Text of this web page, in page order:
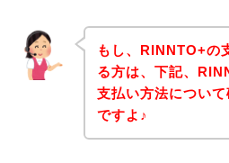
もし、RINNTO+の
る方は、下記、
支払い方法につい
ですよ♪